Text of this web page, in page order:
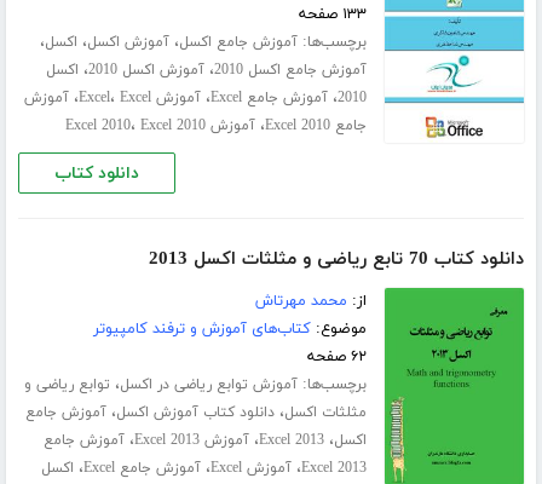
۱۳۳ صفحه
برچسب‌ها:آموزش جامع اکسل،آموزش اکسل، اکسل،
آموزش جامع اکسل 2010 ،آموزش اکسل 2010 ، اکسل
2010،آموزش جامع Excel ،آموزش Excel ، Excel ،آموزش
جامع Excel 2010
،آموزش Excel 2010 ، Excel 2010
دانلود کتاب
دانلود کتاب 70 تابع ریاضی و مثلثات اکسل 2013
از: محمد مهرتاش
موضوع:کتاب‌های آموزش و ترفند کامپیوتر
۶۲ صفحه
برچسب‌ها:آموزش توابع ریاضی در اکسل، توابع ریاضی و
مثلثات اکسل،دانلود کتاب آموزش اکسل،آموزش جامع
اکسل،Excel 2013،آموزش Excel 2013 ،آموزش جامع
Excel 2013،آموزش Excel ،آموزش جامع Excel ، اکسل